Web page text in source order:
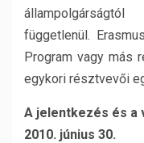
függetlenül.
Program vagy más
egykori résztvevői
A jelentkezés és a
2010. június 30.